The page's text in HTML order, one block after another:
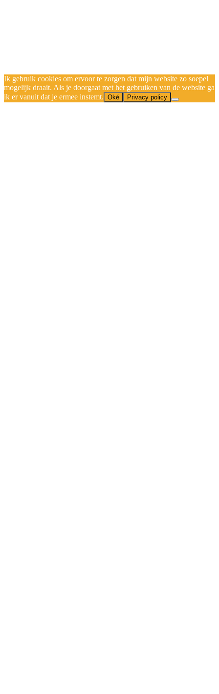
Ik gebruik cookies om ervoor te zorgen dat mijn website zo soepel
mogelijk draait. Als je doorgaat met het gebruiken van de website ga
ik er vanuit dat je ermee instemt. Oké Privacy policy